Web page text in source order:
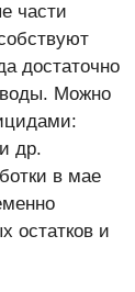
части
достаточно
воды. Можно
др.
в мае
остатков и